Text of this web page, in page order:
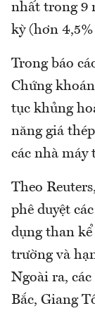
nhất trong 9
kỳ (hơn
Trong báo
Chứng
tục khủng
năng giá
các nhà máy
Theo
phê duyệt
dụng than
trường và
Ngoài ra,
Bắc, Giang